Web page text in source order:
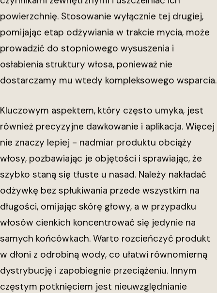
powierzchnię. Stosowanie wyłącznie tej drugiej,
pomijając etap odżywiania w trakcie mycia, może
prowadzić do stopniowego wysuszenia i
osłabienia struktury włosa, ponieważ nie
dostarczamy mu wtedy kompleksowego wsparcia.
Kluczowym aspektem, który często umyka, jest
również precyzyjne dawkowanie i aplikacja. Więcej
nie znaczy lepiej - nadmiar produktu obciąży
włosy, pozbawiając je objętości i sprawiając, że
szybko staną się tłuste u nasad. Należy nakładać
odżywkę bez spłukiwania przede wszystkim na
długości, omijając skórę głowy, a w przypadku
włosów cienkich koncentrować się jedynie na
samych końcówkach. Warto rozcieńczyć produkt
w dłoni z odrobiną wody, co ułatwi równomierną
dystrybucję i zapobiegnie przeciążeniu. Innym
częstym potknięciem jest nieuwzględnianie